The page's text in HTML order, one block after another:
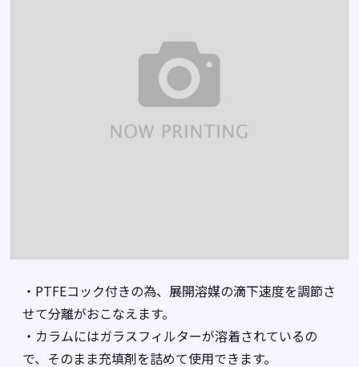
・PTFEコック付きの為、展開溶媒の滴下速度を調節さ
せて分離がおこなえます。
・カラムにはガラスフィルターが溶着されているの
で、そのまま充填剤を詰めて使用できます。